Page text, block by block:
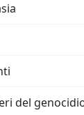
del